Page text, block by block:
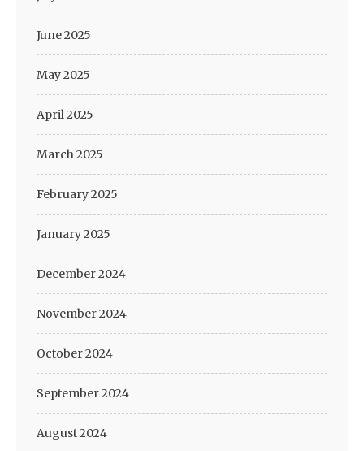
June 2025
May 2025
April 2025
March 2025
February 2025
January 2025
December 2024
November 2024
October 2024
September 2024
August 2024